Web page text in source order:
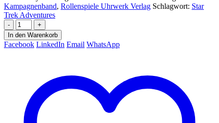
Kampagnenband, Rollenspiele Uhrwerk Verlag Schlagwort: Star
Trek Adventures
-
+
In den Warenkorb
Facebook LinkedIn Email WhatsApp